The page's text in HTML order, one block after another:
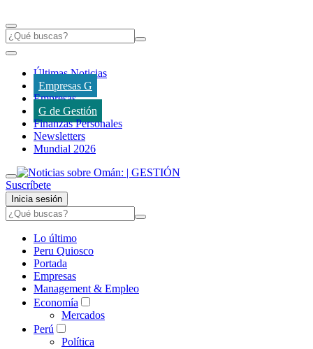
Últimas Noticias
Empresas G
Empresas
G de Gestión
Finanzas Personales
Newsletters
Mundial 2026
Suscríbete
Inicia sesión
Lo último
Peru Quiosco
Portada
Empresas
Management & Empleo
Economía
Mercados
Perú
Política